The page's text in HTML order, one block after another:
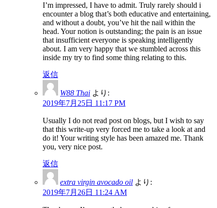
I’m impressed, I have to admit. Truly rarely should i
encounter a blog that’s both educative and entertaining,
and without a doubt, you’ve hit the nail within the
head. Your notion is outstanding; the pain is an issue
that insufficient everyone is speaking intelligently
about. I am very happy that we stumbled across this
inside my try to find some thing relating to this.
返信
W88 Thai より:
2019年7月25日 11:17 PM
Usually I do not read post on blogs, but I wish to say
that this write-up very forced me to take a look at and
do it! Your writing style has been amazed me. Thank
you, very nice post.
返信
extra virgin avocado oil より:
2019年7月26日 11:24 AM